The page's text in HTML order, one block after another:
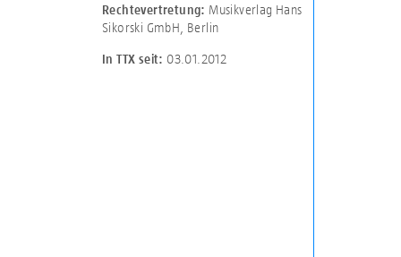
Rechtevertretung: Musikverlag Hans
Sikorski GmbH, Berlin
In TTX seit: 03.01.2012